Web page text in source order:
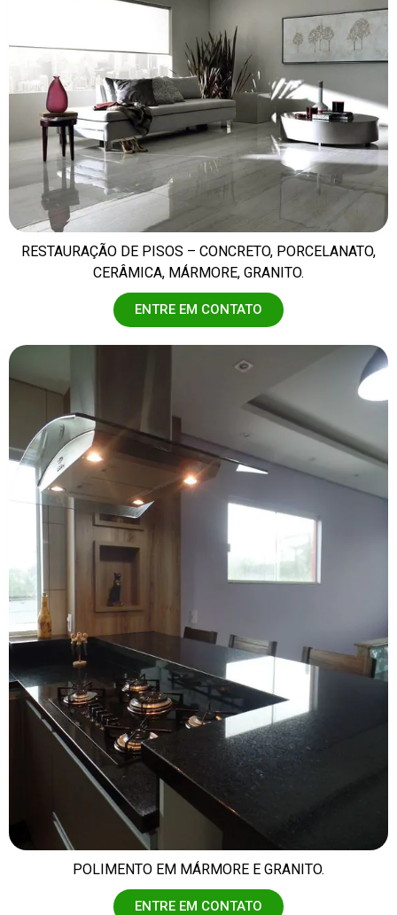
RESTAURAÇÃO DE PISOS – CONCRETO, PORCELANATO,
CERÂMICA, MÁRMORE, GRANITO.
ENTRE EM CONTATO
POLIMENTO EM MÁRMORE E GRANITO.
ENTRE EM CONTATO